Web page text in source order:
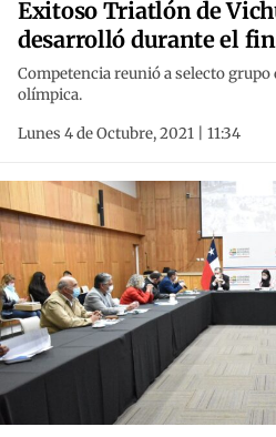
Exitoso Triatlón de
desarrolló durante el
Competencia reunió a selecto
olímpica.
Lunes 4 de Octubre, 2021 | 11:34